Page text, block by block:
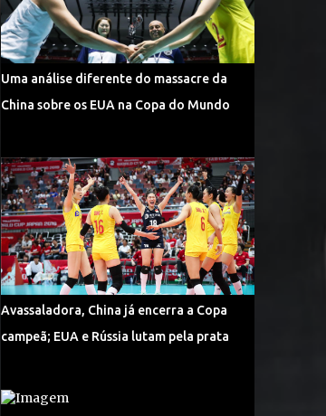
Uma análise diferente do massacre da
China sobre os EUA na Copa do Mundo
Avassaladora, China já encerra a Copa
campeã; EUA e Rússia lutam pela prata